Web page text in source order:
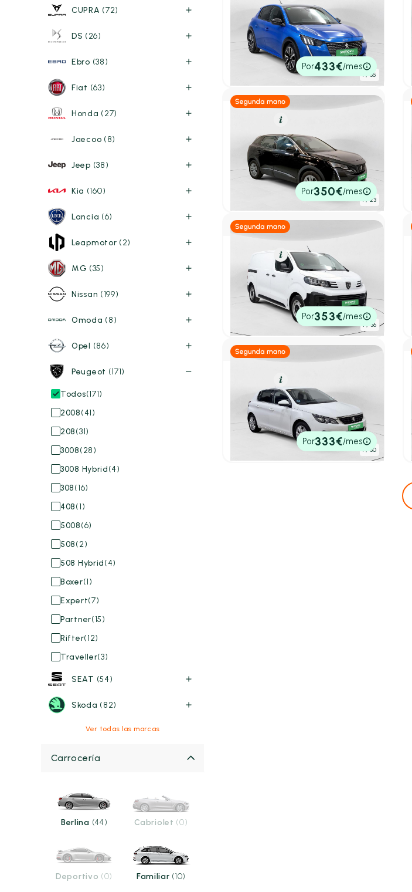
CUPRA (72)
DS (26)
Ebro (38)
Fiat (63)
Honda (27)
Jaecoo (8)
Jeep (38)
Kia (160)
Lancia (6)
Leapmotor (2)
MG (35)
Nissan (199)
Omoda (8)
Opel (86)
Peugeot (171)
(171)
Todos
(41)
2008
(31)
208
(28)
3008
(4)
3008 Hybrid
(16)
308
(1)
408
(6)
5008
(2)
508
(4)
508 Hybrid
(1)
Boxer
(7)
Expert
(15)
Partner
(12)
Rifter
(3)
Traveller
SEAT (54)
Skoda (82)
Ver todas las marcas
Carrocería
Berlina (44) Cabriolet (0)
Deportivo (0) Familiar (10)
1/ 35
Peugeot 208
PureTech 73kW (100CV) EAT8 GT
60.225 km100cvAutomático
13.500€ Por433€/mes
1/ 23
Peugeot 3008
1.5 BlueHDi 96kW (130CV) S&S
Active Pack
72.762 km130cvManual
Por350€/mes
1/ 36
Diésel Resumen
Peugeot Expert
FG 1.5 BLUEHDI 120 STANDARD 4P
202525.471 km120cv Manual
24.950€ Por353€/mes
1/ 30
Peugeot 308
5p Active Pack BlueHDi 130 S&S
202158.920 km 130cv Manual
13.390€ Por333€/mes